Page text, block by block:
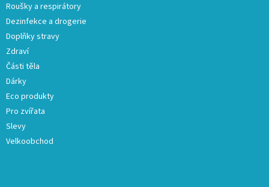
Roušky a respirátory
Dezinfekce a drogerie
Doplňky stravy
Zdraví
Části těla
Dárky
Eco produkty
Pro zvířata
Slevy
Velkoobchod